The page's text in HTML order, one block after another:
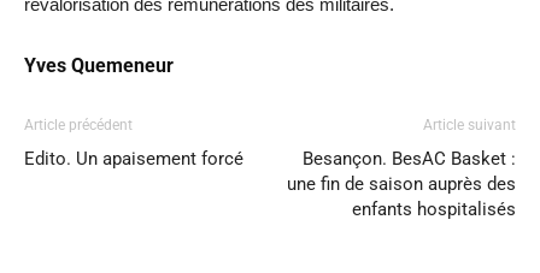
Yves Quemeneur
Article précédent
Edito. Un apaisement forcé
Article suivant
Besançon. BesAC Basket :
une fin de saison auprès des
enfants hospitalisés